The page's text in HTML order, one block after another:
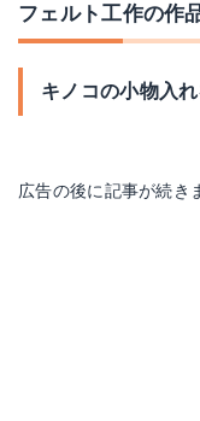
フェルト工作の作
キノコの小物入
広告の後に記事が続き